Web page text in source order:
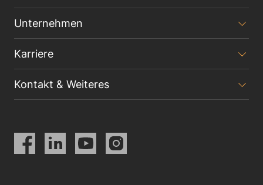
Unternehmen
Karriere
Kontakt & Weiteres